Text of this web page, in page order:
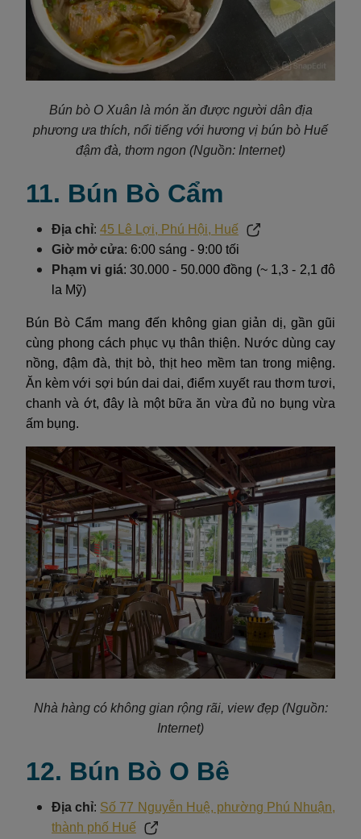
Bún bò O Xuân là món ăn được người dân địa
phương ưa thích, nổi tiếng với hương vị bún bò Huế
đậm đà, thơm ngon (Nguồn: Internet)
11. Bún Bò Cẩm
Địa chỉ: 45 Lê Lợi, Phú Hội, Huế
Giờ mở cửa: 6:00 sáng - 9:00 tối
Phạm vi giá: 30.000 - 50.000 đồng (~ 1,3 - 2,1 đô
la Mỹ)
Bún Bò Cẩm mang đến không gian giản dị, gần gũi
cùng phong cách phục vụ thân thiện. Nước dùng cay
nồng, đậm đà, thịt bò, thịt heo mềm tan trong miệng.
Ăn kèm với sợi bún dai dai, điểm xuyết rau thơm tươi,
chanh và ớt, đây là một bữa ăn vừa đủ no bụng vừa
ấm bụng.
Nhà hàng có không gian rộng rãi, view đẹp (Nguồn:
Internet)
12. Bún Bò O Bê
Địa chỉ: Số 77 Nguyễn Huệ, phường Phú Nhuận,
thành phố Huế